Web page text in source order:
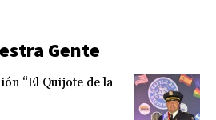
Gente
“El Quijote de la